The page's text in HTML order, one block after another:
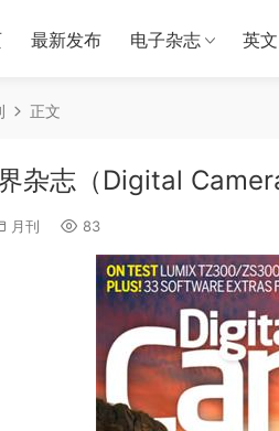
最新发布 电子杂志 英
正文
杂志（Digital
月刊 83